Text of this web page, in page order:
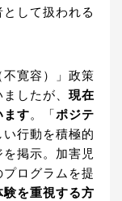
して扱われる
不寛容）」政策
したが、 現在
ます。「 ポジテ
い行動を積極的
掲示。加害児
ログラムを提
験を重視する方